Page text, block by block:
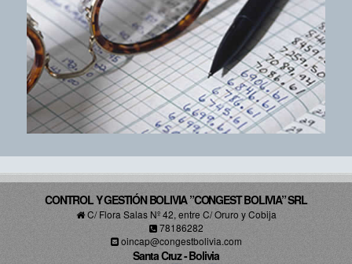
CONTROL Y GESTIÓN BOLIVIA ”CONGEST BOLIVIA” SRL
C/ Flora Salas Nº 42, entre C/ Oruro y Cobija
78186282
oincap@congestbolivia.com
Santa Cruz - Bolivia